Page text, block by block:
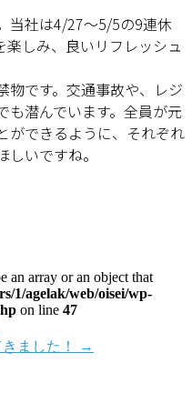
当社は4/27～5/5の9連休
楽しみ、良いリフレッシュ
物です。交通事故や、レジ
も潜んでいます。全員が元
ができるように、それぞれ
いですね。
an array or an object that
1/agelak/web/oisei/wp-
on line 47
ました！
→